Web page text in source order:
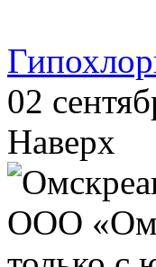
02
Наверх
ООО